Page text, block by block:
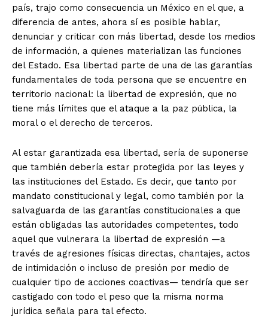
país, trajo como consecuencia un México en el que, a
diferencia de antes, ahora sí es posible hablar,
denunciar y criticar con más libertad, desde los medios
de información, a quienes materializan las funciones
del Estado. Esa libertad parte de una de las garantías
fundamentales de toda persona que se encuentre en
territorio nacional: la libertad de expresión, que no
tiene más límites que el ataque a la paz pública, la
moral o el derecho de terceros.
Al estar garantizada esa libertad, sería de suponerse
que también debería estar protegida por las leyes y
las instituciones del Estado. Es decir, que tanto por
mandato constitucional y legal, como también por la
salvaguarda de las garantías constitucionales a que
están obligadas las autoridades competentes, todo
aquel que vulnerara la libertad de expresión —a
través de agresiones físicas directas, chantajes, actos
de intimidación o incluso de presión por medio de
cualquier tipo de acciones coactivas— tendría que ser
castigado con todo el peso que la misma norma
jurídica señala para tal efecto.